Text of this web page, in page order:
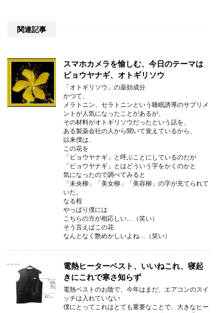
関連記事
スマホカメラを愉しむ、今日のテーマは
ビョウヤナギ、オトギリソウ
「オトギリソウ」の薬効成分
かつて、
メラトニン、セラトニンという睡眠誘導のサプリメ
ントが人気になったことがあるが、
その材料がオトギリソウだったという話を、
ある製薬会社の人から聞いて覚えているから、
以来僕は、
この花を
「ビョウヤナギ」と呼ぶことにしているのだが
「ビョウヤナギ」とはどういう字をかくのかと
気になったので調べてみると
「未央柳」「美女柳」「美容柳」の字が充てられて
いた。
なる程
やっぱり僕には
こちらの方が相応しい…（笑い）
そう言えばこの花
なんとなく艶めかしいよね…（笑い）
電熱ヒーターベスト、いいねこれ、寝起
きにこれで寒さ知らず
電熱ベストのお陰で、今年はまだ、エアコンのスイ
ッチは入れていない
僕にとってこれはとても重要なことで、大きなヒー